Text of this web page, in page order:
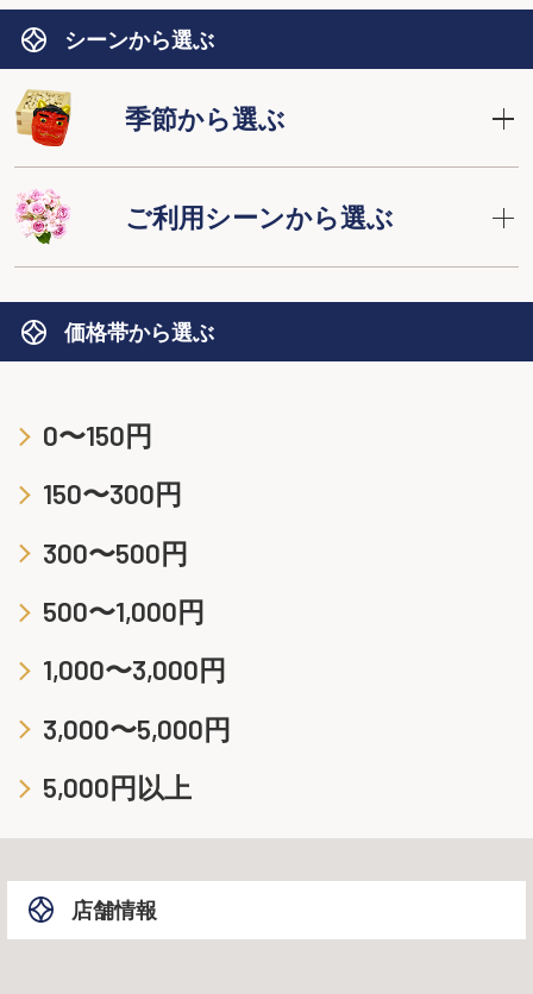
シーンから選ぶ
季節から選ぶ
ご利用シーンから選ぶ
価格帯から選ぶ
0〜150円
150〜300円
300〜500円
500〜1,000円
1,000〜3,000円
3,000〜5,000円
5,000円以上
店舗情報